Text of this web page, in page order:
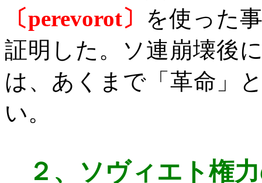
〔perevorot〕 を使った
証明した。ソ連崩壊後
は、あくまで「革命」
い。
２、
ソヴィエト権